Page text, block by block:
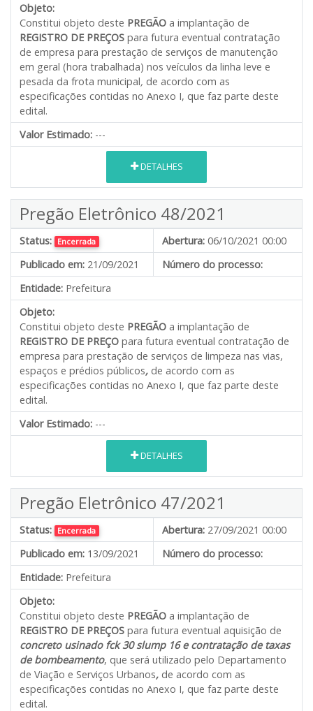
Objeto:
Constitui objeto deste PREGÃO a implantação de
REGISTRO DE PREÇOS para futura eventual contratação
de empresa para prestação de serviços de manutenção
em geral (hora trabalhada) nos veículos da linha leve e
pesada da frota municipal, de acordo com as
especificações contidas no Anexo I, que faz parte deste
edital.
Valor Estimado: ---
DETALHES
Pregão Eletrônico 48/2021
Status: Encerrada Abertura: 06/10/2021 00:00
Publicado em: 21/09/2021
Número do processo:
Entidade: Prefeitura
Objeto:
Constitui objeto deste PREGÃO a implantação de
REGISTRO DE PREÇO para futura eventual contratação de
empresa para prestação de serviços de limpeza nas vias,
espaços e prédios públicos, de acordo com as
especificações contidas no Anexo I, que faz parte deste
edital.
Valor Estimado: ---
DETALHES
Pregão Eletrônico 47/2021
Status: Encerrada Abertura: 27/09/2021 00:00
Publicado em: 13/09/2021
Número do processo:
Entidade: Prefeitura
Objeto:
Constitui objeto deste PREGÃO a implantação de
REGISTRO DE PREÇOS para futura eventual aquisição de
concreto usinado fck 30 slump 16 e contratação de taxas
de bombeamento, que será utilizado pelo Departamento
de Viação e Serviços Urbanos, de acordo com as
especificações contidas no Anexo I, que faz parte deste
edital.